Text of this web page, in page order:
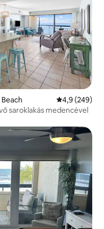
Átlagos
4,9 (249)
saroklakás medencével